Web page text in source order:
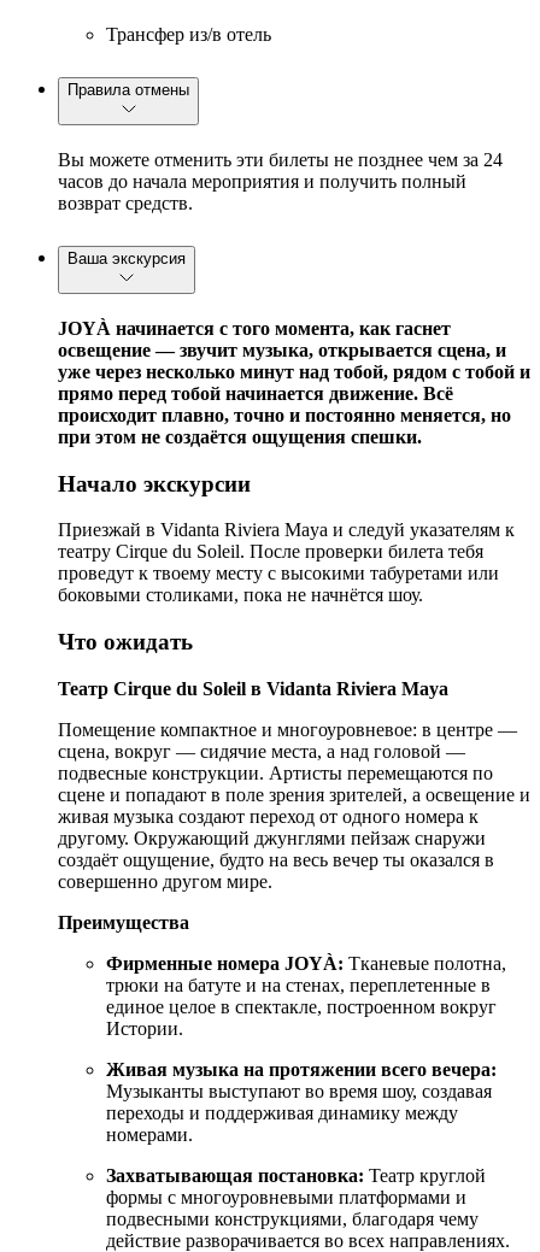
Трансфер из/в отель
Правила отмены
Вы можете отменить эти билеты не позднее чем за 24
часов до начала мероприятия и получить полный
возврат средств.
Ваша экскурсия
JOYÀ начинается с того момента, как гаснет
освещение — звучит музыка, открывается сцена, и
уже через несколько минут над тобой, рядом с тобой и
прямо перед тобой начинается движение. Всё
происходит плавно, точно и постоянно меняется, но
при этом не создаётся ощущения спешки.
Начало экскурсии
Приезжай в Vidanta Riviera Maya и следуй указателям к
театру Cirque du Soleil. После проверки билета тебя
проведут к твоему месту с высокими табуретами или
боковыми столиками, пока не начнётся шоу.
Что ожидать
Театр Cirque du Soleil в Vidanta Riviera Maya
Помещение компактное и многоуровневое: в центре —
сцена, вокруг — сидячие места, а над головой —
подвесные конструкции. Артисты перемещаются по
сцене и попадают в поле зрения зрителей, а освещение и
живая музыка создают переход от одного номера к
другому. Окружающий джунглями пейзаж снаружи
создаёт ощущение, будто на весь вечер ты оказался в
совершенно другом мире.
Преимущества
Фирменные номера JOYÀ: Тканевые полотна,
трюки на батуте и на стенах, переплетенные в
единое целое в спектакле, построенном вокруг
Истории.
Живая музыка на протяжении всего вечера:
Музыканты выступают во время шоу, создавая
переходы и поддерживая динамику между
номерами.
Захватывающая постановка: Театр круглой
формы с многоуровневыми платформами и
подвесными конструкциями, благодаря чему
действие разворачивается во всех направлениях.